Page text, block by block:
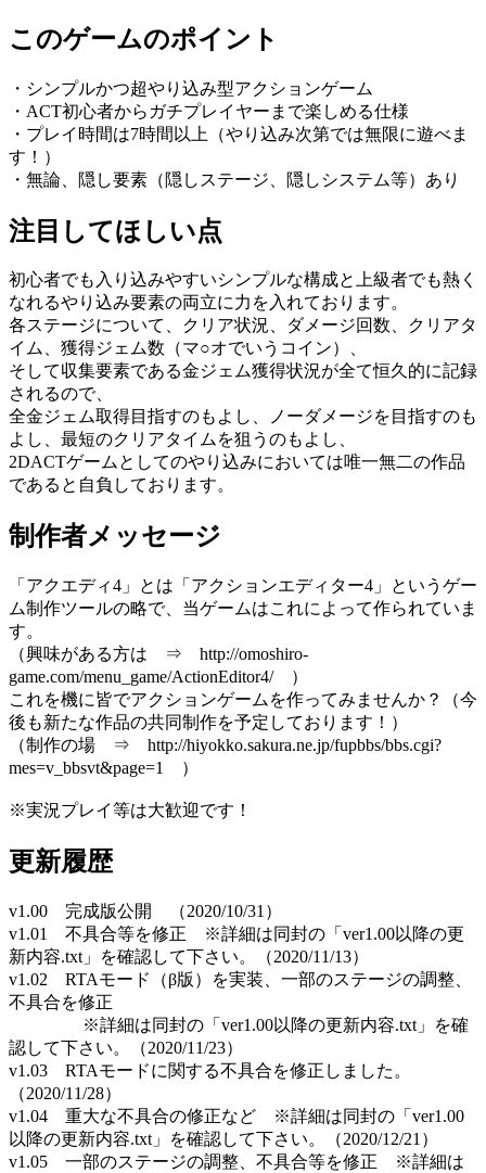
このゲームのポイント
・シンプルかつ超やり込み型アクションゲーム
・ACT初心者からガチプレイヤーまで楽しめる仕様
・プレイ時間は7時間以上（やり込み次第では無限に遊べま
す！）
・無論、隠し要素（隠しステージ、隠しシステム等）あり
注目してほしい点
初心者でも入り込みやすいシンプルな構成と上級者でも熱く
なれるやり込み要素の両立に力を入れております。
各ステージについて、クリア状況、ダメージ回数、クリアタ
イム、獲得ジェム数（マ○オでいうコイン）、
そして収集要素である金ジェム獲得状況が全て恒久的に記録
されるので、
全金ジェム取得目指すのもよし、ノーダメージを目指すのも
よし、最短のクリアタイムを狙うのもよし、
2DACTゲームとしてのやり込みにおいては唯一無二の作品
であると自負しております。
制作者メッセージ
「アクエディ4」とは「アクションエディター4」というゲー
ム制作ツールの略で、当ゲームはこれによって作られていま
す。
（興味がある方は ⇒ http://omoshiro-
game.com/menu_game/ActionEditor4/ ）
これを機に皆でアクションゲームを作ってみませんか？（今
後も新たな作品の共同制作を予定しております！）
（制作の場 ⇒ http://hiyokko.sakura.ne.jp/fupbbs/bbs.cgi?
mes=v_bbsvt&page=1 ）
※実況プレイ等は大歓迎です！
更新履歴
v1.00 完成版公開 （2020/10/31）
v1.01 不具合等を修正 ※詳細は同封の「ver1.00以降の更
新内容.txt」を確認して下さい。（2020/11/13）
v1.02 RTAモード（β版）を実装、一部のステージの調整、
不具合を修正
※詳細は同封の「ver1.00以降の更新内容.txt」を確
認して下さい。（2020/11/23）
v1.03 RTAモードに関する不具合を修正しました。
（2020/11/28）
v1.04 重大な不具合の修正など ※詳細は同封の「ver1.00
以降の更新内容.txt」を確認して下さい。（2020/12/21）
v1.05 一部のステージの調整、不具合等を修正 ※詳細は